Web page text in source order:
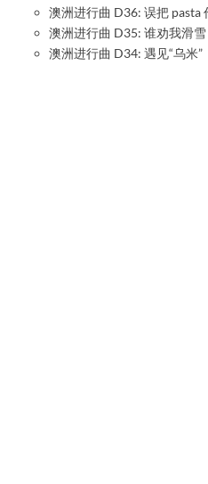
澳洲进行曲 D36: 误把 pasta
澳洲进行曲 D35: 谁劝我滑
澳洲进行曲 D34: 遇见“乌米”